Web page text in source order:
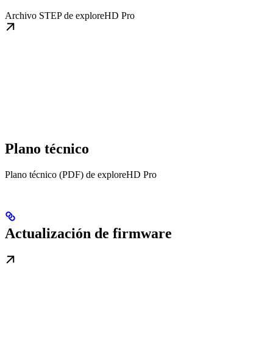
Archivo STEP de exploreHD Pro
Plano técnico
Plano técnico (PDF) de exploreHD Pro
Actualización de firmware